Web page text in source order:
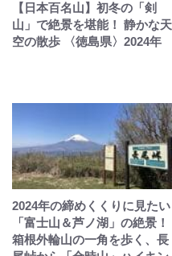
【日本百名山】初冬の「剣
山」で絶景を堪能！ 静かな天
空の散歩 〈徳島県〉2024年
2024年の締めくくりに見たい
「富士山＆芦ノ湖」の絶景！
箱根外輪山の一角を歩く、長